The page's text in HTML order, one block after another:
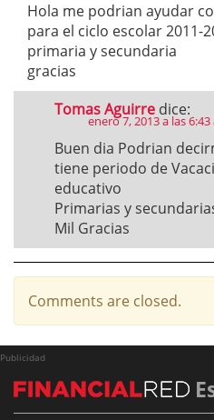
Hola me podrian ayudar
para el ciclo escolar 2011-
primaria y secundaria
gracias
Tomas Aguirre dice:
enero 7, 2013 a las 6:43
Buen dia Podrian
tiene periodo de
educativo
Primarias y
Mil Gracias
Comments are closed.
Publicidad